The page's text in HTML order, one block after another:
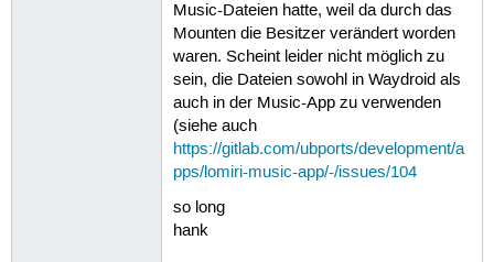
Music-Dateien hatte, weil da durch das
Mounten die Besitzer verändert worden
waren. Scheint leider nicht möglich zu
sein, die Dateien sowohl in Waydroid als
auch in der Music-App zu verwenden
(siehe auch
https://gitlab.com/ubports/development/a
pps/lomiri-music-app/-/issues/104
so long
hank